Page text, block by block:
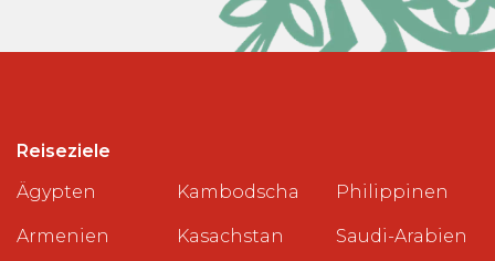
Reiseziele
Ägypten
Armenien
Kambodscha
Kasachstan
Philippinen
Saudi-Arabien